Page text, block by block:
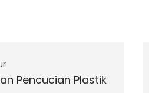
Pencucian Plastik